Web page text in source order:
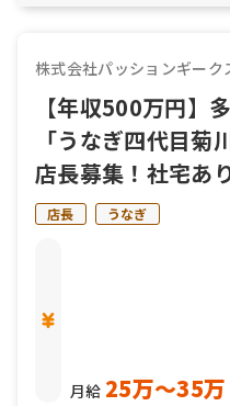
株式会社パッションギーク
【年収500万円】
「うなぎ四代目菊
店長募集！社宅あ
店長 うなぎ
月給 25万〜35万